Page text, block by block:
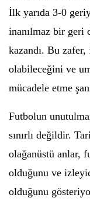
İlk yarıda 3-0
inanılmaz bir geri
kazandı. Bu
olabileceğini ve
mücadele etme
Futbolun
sınırlı değildir.
olağanüstü anlar,
olduğunu ve
olduğunu